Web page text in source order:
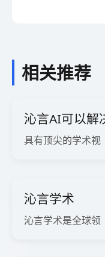
相关推荐
沁言AI可以解
具有顶尖的学术视
沁言学术
沁言学术是全球领